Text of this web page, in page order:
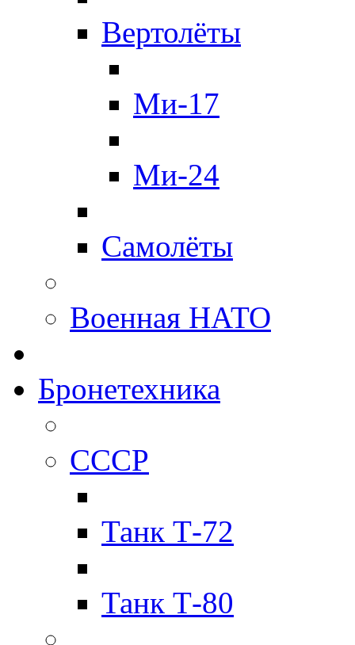
Вертолёты
Ми-17
Ми-24
Самолёты
Военная НАТО
Бронетехника
СССР
Танк Т-72
Танк Т-80